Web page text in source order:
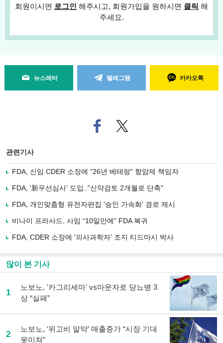
회원이시면 로그인 해주시고, 회원가입을 원하시면 클릭 해
주세요.
뉴스레터 텔레그램 카카오톡
페
이
로
사
유
기
트위
터로
관련기사
FDA, 신임 CDER 소장에 "26년 베테랑" 항암제 책임자
FDA, '新우선심사' 도입.."신약검토 2개월로 단축"
FDA, 개인맞춤형 유전자편집 '승인 가속화' 경로 제시
비나이 프라사드, 사임 “10일만에” FDA 복귀
FDA, CDER 소장에 '의사과학자' 조지 티드마시 박사
많이 본 기사
1
노보노, '카그리세마' vs마운자로 당뇨병 3
상 “실패”
2
노보노, ‘위고비 알약’ 매출증가 “시장 기대
못미쳐”